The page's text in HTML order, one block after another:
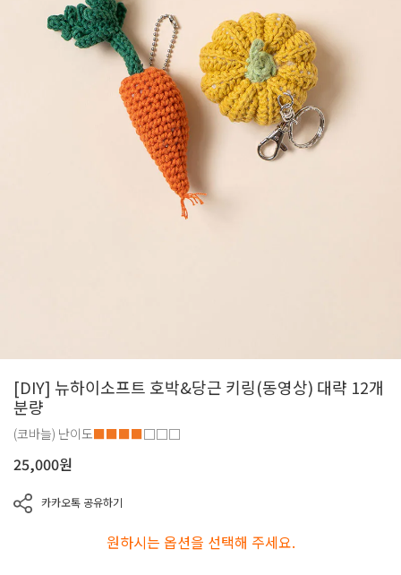
[DIY] 뉴하이소프트 호박&당근 키링(동영상) 대략 12개
분량
(코바늘) 난이도■■■■□□□
25,000원
카카오톡 공유하기
원하시는 옵션을 선택해 주세요.